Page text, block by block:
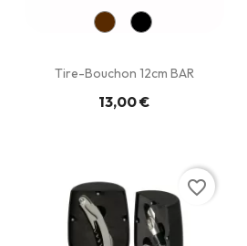
Tire-Bouchon 12cm BAR
13,00 €
favorite_border